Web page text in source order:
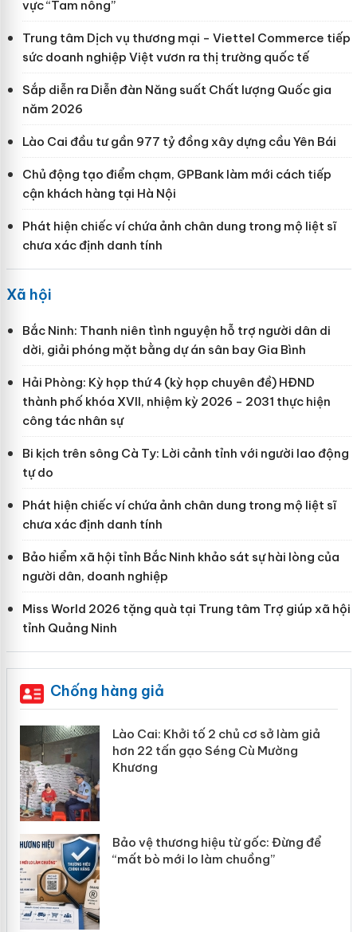
vực “Tam nông”
Trung tâm Dịch vụ thương mại - Viettel Commerce tiếp
sức doanh nghiệp Việt vươn ra thị trường quốc tế
Sắp diễn ra Diễn đàn Năng suất Chất lượng Quốc gia
năm 2026
Lào Cai đầu tư gần 977 tỷ đồng xây dựng cầu Yên Bái
Chủ động tạo điểm chạm, GPBank làm mới cách tiếp
cận khách hàng tại Hà Nội
Phát hiện chiếc ví chứa ảnh chân dung trong mộ liệt sĩ
chưa xác định danh tính
Xã hội
Bắc Ninh: Thanh niên tình nguyện hỗ trợ người dân di
dời, giải phóng mặt bằng dự án sân bay Gia Bình
Hải Phòng: Kỳ họp thứ 4 (kỳ họp chuyên đề) HĐND
thành phố khóa XVII, nhiệm kỳ 2026 - 2031 thực hiện
công tác nhân sự
Bi kịch trên sông Cà Ty: Lời cảnh tỉnh với người lao động
tự do
Phát hiện chiếc ví chứa ảnh chân dung trong mộ liệt sĩ
chưa xác định danh tính
Bảo hiểm xã hội tỉnh Bắc Ninh khảo sát sự hài lòng của
người dân, doanh nghiệp
Miss World 2026 tặng quà tại Trung tâm Trợ giúp xã hội
tỉnh Quảng Ninh
Chống hàng giả
Lào Cai: Khởi tố 2 chủ cơ sở làm giả
hơn 22 tấn gạo Séng Cù Mường
Khương
Bảo vệ thương hiệu từ gốc: Đừng để
“mất bò mới lo làm chuồng”